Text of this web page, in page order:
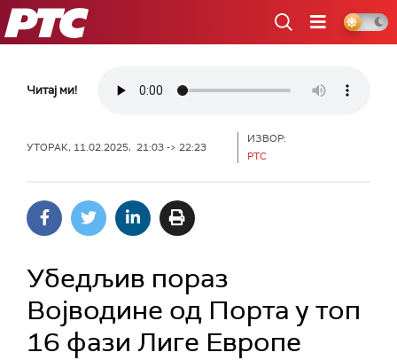
РТС
Читај ми!
УТОРАК, 11.02.2025, 21:03 -> 22:23
ИЗВОР:
РТС
Убедљив пораз
Војводине од Порта у топ
16 фази Лиге Европе